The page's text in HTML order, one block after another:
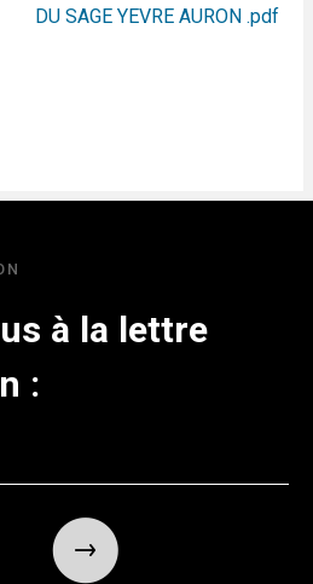
DU SAGE YEVRE AURON .pdf
à la lettre
: